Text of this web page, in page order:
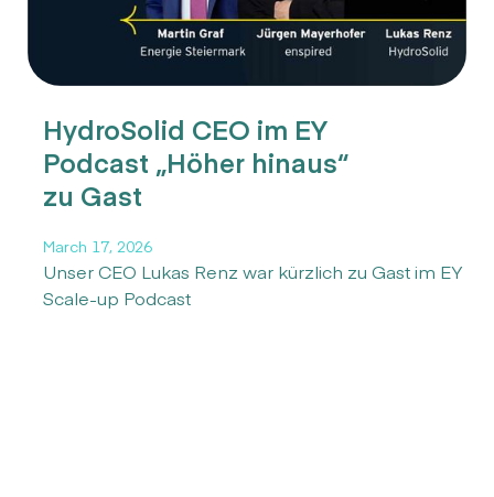
HydroSolid CEO im EY
Podcast „Höher hinaus“
zu Gast
March 17, 2026
Unser CEO Lukas Renz war kürzlich zu Gast im EY
Scale-up Podcast